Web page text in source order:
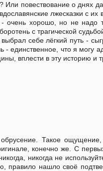
Или повествование о днях
лжесказки с
хорошо, но не надо
с трагической
себе лёгкий путь -
- единственное, что я могу
вплести в эту историю и
Такое ощущение,
конечно же. С
никогда не
правило нашло своё